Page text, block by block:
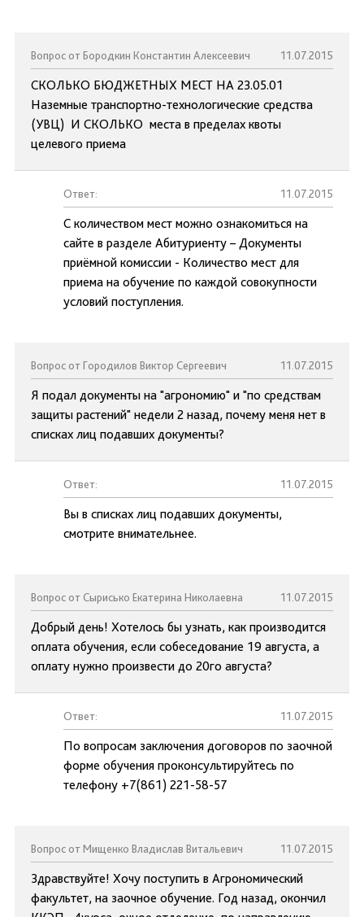
Вопрос от Бородкин Константин Алексеевич 11.07.2015
СКОЛЬКО БЮДЖЕТНЫХ МЕСТ НА 23.05.01
Наземные транспортно-технологические средства
(УВЦ) И СКОЛЬКО места в пределах квоты
целевого приема
Ответ: 11.07.2015
С количеством мест можно ознакомиться на
сайте в разделе Абитуриенту – Документы
приёмной комиссии - Количество мест для
приема на обучение по каждой совокупности
условий поступления.
Вопрос от Городилов Виктор Сергеевич 11.07.2015
Я подал документы на "агрономию" и "по средствам
защиты растений" недели 2 назад, почему меня нет в
списках лиц подавших документы?
Ответ: 11.07.2015
Вы в списках лиц подавших документы,
смотрите внимательнее.
Вопрос от Сырисько Екатерина Николаевна 11.07.2015
Добрый день! Хотелось бы узнать, как производится
оплата обучения, если собеседование 19 августа, а
оплату нужно произвести до 20го августа?
Ответ: 11.07.2015
По вопросам заключения договоров по заочной
форме обучения проконсультируйтесь по
телефону +7(861) 221-58-57
Вопрос от Мищенко Владислав Витальевич 11.07.2015
Здравствуйте! Хочу поступить в Агрономический
факультет, на заочное обучение. Год назад, окончил